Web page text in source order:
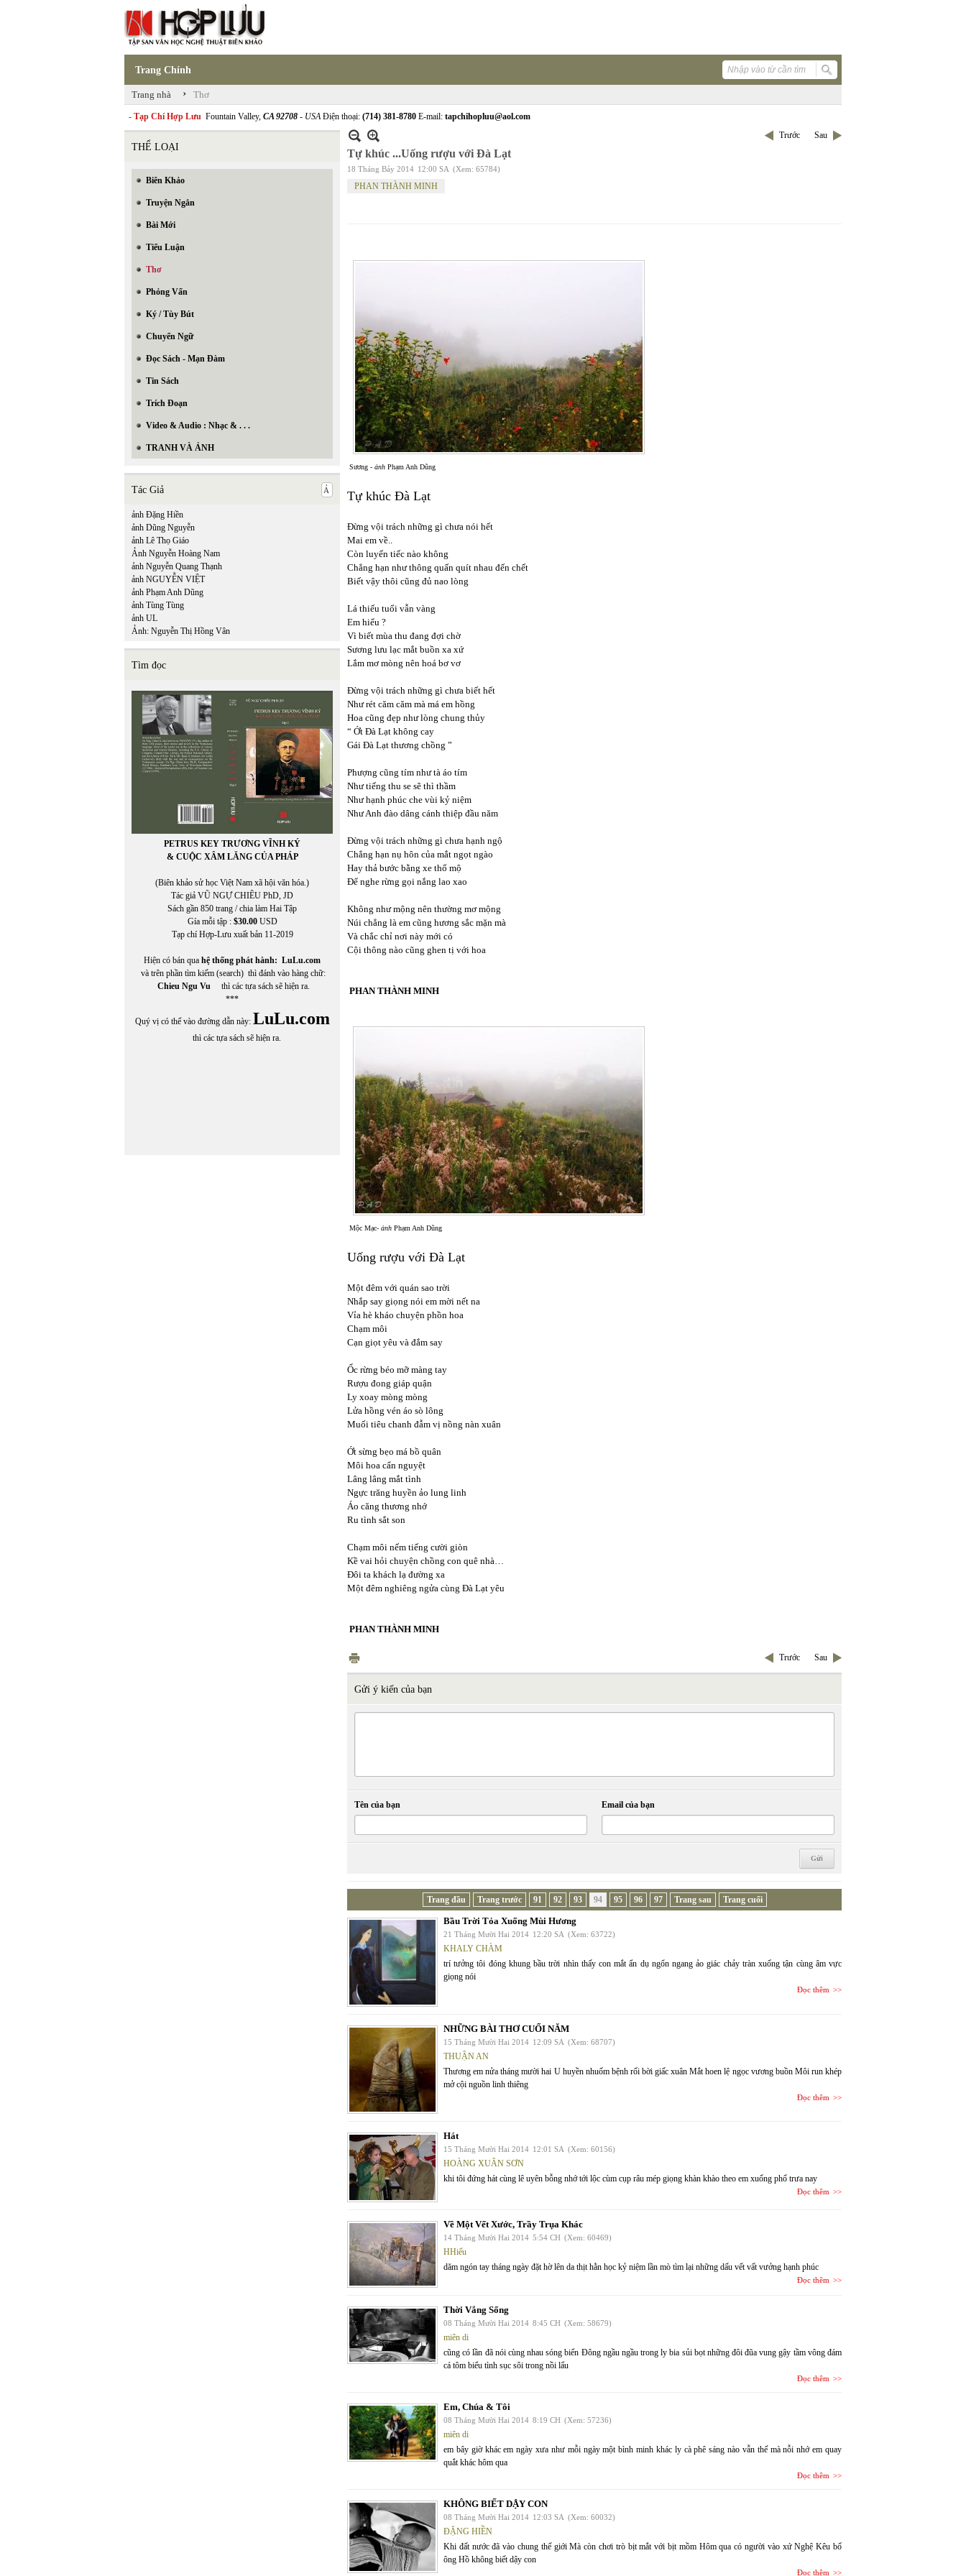
Trang Chính
Trang nhà › Thơ
- Tạp Chí Hợp Lưu Fountain Valley, CA 92708 - USAĐiện thoại: (714) 381-8780 E-mail: tapchihopluu@aol.com
THỂ LOẠI
Biên Khảo
Truyện Ngắn
Bài Mới
Tiểu Luận
Thơ
Phỏng Vấn
Ký / Tùy Bút
Chuyển Ngữ
Đọc Sách - Mạn Đàm
Tin Sách
Trích Đoạn
Video & Audio : Nhạc & . . .
TRANH VÀ ẢNH
Tác Giả
ảnh Đặng Hiền
ảnh Dũng Nguyễn
ảnh Lê Thọ Giáo
Ảnh Nguyễn Hoàng Nam
ảnh Nguyễn Quang Thạnh
ảnh NGUYỄN VIỆT
ảnh Phạm Anh Dũng
ảnh Tùng Tùng
ảnh UL
Ảnh: Nguyễn Thị Hồng Vân
Tìm đọc
PETRUS KEY TRƯƠNG VĨNH KÝ
& CUỘC XÂM LĂNG CỦA PHÁP
(Biên khảo sử học Việt Nam xã hội văn hóa.)
Tác giả VŨ NGỰ CHIÊU PhD, JD
Sách gần 850 trang / chia làm Hai Tập
Gía mỗi tập : $30.00USD
Tạp chí Hợp-Lưu xuất bản 11-2019
Hiện có bán qua hệ thống phát hành: LuLu.com
và trên phần tìm kiếm (search) thì đánh vào hàng chữ:
Chieu Ngu Vu thì các tựa sách sẽ hiện ra.
***
Quý vị có thể vào đường dẫn này: LuLu.com
thì các tựa sách sẽ hiện ra.
Trước Sau
Tự khúc ...Uống rượu với Đà Lạt
18 Tháng Bảy 2014 12:00 SA (Xem: 65784)
PHAN THÀNH MINH
Sương - ảnh Phạm Anh Dũng
Tự khúc Đà Lạt
Đừng vội trách những gì chưa nói hết
Mai em về..
Còn luyến tiếc nào không
Chẳng hạn như thông quấn quít nhau đến chết
Biết vậy thôi cũng đủ nao lòng
Lá thiếu tuổi vẫn vàng
Em hiểu ?
Vì biết mùa thu đang đợi chờ
Sương lưu lạc mắt buồn xa xứ
Lắm mơ mòng nên hoá bơ vơ
Đừng vội trách những gì chưa biết hết
Như rét căm căm mà má em hồng
Hoa cũng đẹp như lòng chung thủy
“ Ớt Đà Lạt không cay
Gái Đà Lạt thương chồng ”
Phượng cũng tím như tà áo tím
Như tiếng thu se sẽ thì thầm
Như hạnh phúc che vùi kỷ niệm
Như Anh đào dâng cánh thiệp đầu năm
Đừng vội trách những gì chưa hạnh ngộ
Chẳng hạn nụ hôn của mắt ngọt ngào
Hay thả bước bằng xe thổ mộ
Để nghe rừng gọi nắng lao xao
Không như mộng nên thường mơ mộng
Núi chẳng là em cũng hương sắc mặn mà
Và chắc chỉ nơi này mới có
Cội thông nào cũng ghen tị với hoa
PHAN THÀNH MINH
Mộc Mạc- ảnh Phạm Anh Dũng
Uống rượu với Đà Lạt
Một đêm với quán sao trời
Nhắp say giọng nói em mời nết na
Vỉa hè kháo chuyện phồn hoa
Chạm môi
Cạn giọt yêu và đắm say
Ốc rừng béo mỡ màng tay
Rượu đong giáp quận
Ly xoay mòng mòng
Lửa hồng vén áo sò lông
Muối tiêu chanh đẫm vị nồng nàn xuân
Ớt sừng bẹo má bồ quân
Môi hoa cẩn nguyệt
Lâng lâng mắt tình
Ngực trăng huyền ảo lung linh
Áo căng thương nhớ
Ru tình sắt son
Chạm môi nếm tiếng cười giòn
Kề vai hỏi chuyện chồng con quê nhà…
Đôi ta khách lạ đường xa
Một đêm nghiêng ngửa cùng Đà Lạt yêu
PHAN THÀNH MINH
Trước Sau
Gửi ý kiến của bạn
Tên của bạn Email của bạn
Trang đầu Trang trước 91 92 93 94 95 96 97 Trang sau Trang cuối
Bầu Trời Tỏa Xuống Mùi Hương
21 Tháng Mười Hai 2014 12:20 SA (Xem: 63722)
KHALY CHÀM
trí tưởng tôi đóng khung bầu trời nhìn thấy con mắt ẩn dụ ngổn ngang ảo giác chảy tràn xuống tận cùng âm vực
giọng nói
Đọc thêm
NHỮNG BÀI THƠ CUỐI NĂM
15 Tháng Mười Hai 2014 12:09 SA (Xem: 68707)
THUẬN AN
Thương em nửa tháng mười hai U huyền nhuốm bệnh rối bời giấc xuân Mắt hoen lệ ngọc vương buồn Môi run khép
mở cội nguồn linh thiêng
Đọc thêm
Hát
15 Tháng Mười Hai 2014 12:01 SA (Xem: 60156)
HOÀNG XUÂN SƠN
khi tôi đứng hát cùng lê uyên bỗng nhớ tới lộc cùm cụp râu mép giọng khàn khào theo em xuống phố trưa nay
Đọc thêm
Về Một Vết Xước, Trầy Trụa Khác
14 Tháng Mười Hai 2014 5:54 CH (Xem: 60469)
HHiếu
dăm ngón tay tháng ngày đặt hờ lên da thịt hằn học kỷ niệm lần mò tìm lại những dấu vết vất vưởng hạnh phúc
Đọc thêm
Thời Vắng Sống
08 Tháng Mười Hai 2014 8:45 CH (Xem: 58679)
miên di
cũng có lần đã nói cùng nhau sóng biển Đông ngầu ngầu trong ly bia sủi bọt những đôi đũa vung gậy tầm vông đám
cá tôm biểu tình sục sôi trong nồi lẩu
Đọc thêm
Em, Chúa & Tôi
08 Tháng Mười Hai 2014 8:19 CH (Xem: 57236)
miên di
em bây giờ khác em ngày xưa như mỗi ngày một bình minh khác ly cà phê sáng nào vẫn thế mà nỗi nhớ em quay
quắt khác hôm qua
Đọc thêm
KHÔNG BIẾT DẬY CON
08 Tháng Mười Hai 2014 12:03 SA (Xem: 60032)
ĐẶNG HIỀN
Khi đất nước đã vào chung thế giới Mà còn chơi trò bịt mắt với bịt mồm Hôm qua có người vào xứ Nghệ Kêu bố
ông Hồ không biết dậy con
Đọc thêm